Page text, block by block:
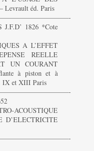
Levrault éd. Paris
1826 *Cote
A L’EFFET
REELLE
UN COURANT
à piston et à
IX et XIII Paris
ACOUSTIQUE
D’ELECTRICITE